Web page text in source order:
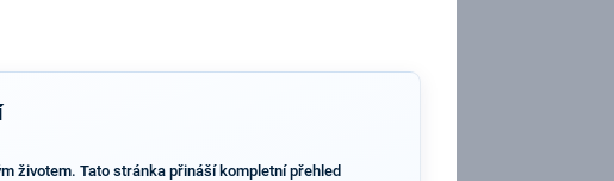
životem. Tato stránka přináší kompletní přehled